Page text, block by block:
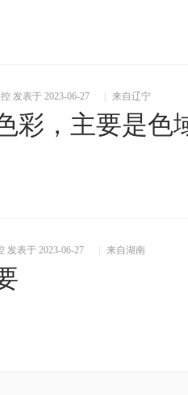
发表于 2023-06-27 来自辽宁
彩，主要是色
发表于 2023-06-27 来自湖南